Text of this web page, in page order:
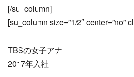
[/su_column]
[su_column size=”1/2″ center=”no”
TBSの女子アナ
2017年入社